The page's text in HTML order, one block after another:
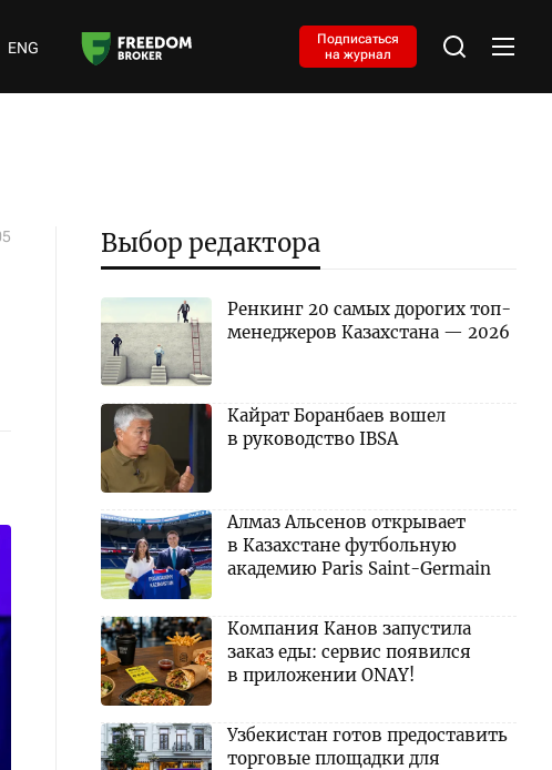
ENG
Подписаться
на журнал
Выбор редактора
Ренкинг 20 самых дорогих топ-
менеджеров Казахстана — 2026
Кайрат Боранбаев вошел
в руководство IBSA
Алмаз Альсенов открывает
в Казахстане футбольную
академию Paris Saint-Germain
Компания Канов запустила
заказ еды: сервис появился
в приложении ONAY!
Узбекистан готов предоставить
торговые площадки для